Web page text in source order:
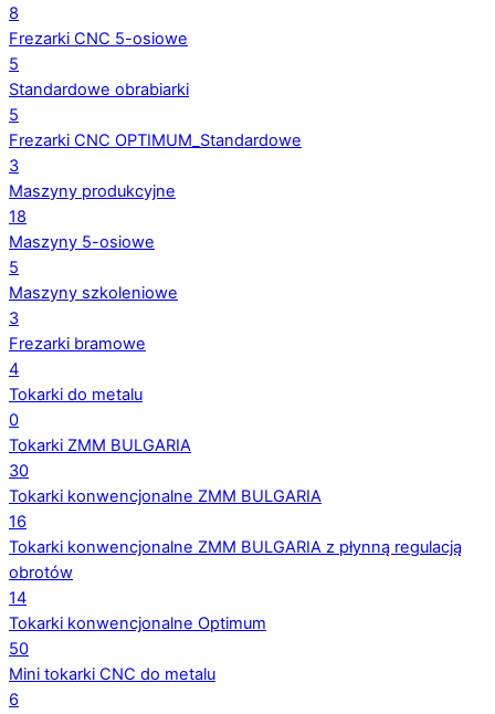
8
Frezarki CNC 5-osiowe
5
Standardowe obrabiarki
5
Frezarki CNC OPTIMUM_Standardowe
3
Maszyny produkcyjne
18
Maszyny 5-osiowe
5
Maszyny szkoleniowe
3
Frezarki bramowe
4
Tokarki do metalu
0
Tokarki ZMM BULGARIA
30
Tokarki konwencjonalne ZMM BULGARIA
16
Tokarki konwencjonalne ZMM BULGARIA z płynną regulacją
obrotów
14
Tokarki konwencjonalne Optimum
50
Mini tokarki CNC do metalu
6